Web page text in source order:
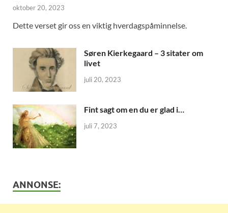
oktober 20, 2023
Dette verset gir oss en viktig hverdagspåminnelse.
Søren Kierkegaard – 3 sitater om
livet
juli 20, 2023
Fint sagt om en du er glad i…
juli 7, 2023
ANNONSE: